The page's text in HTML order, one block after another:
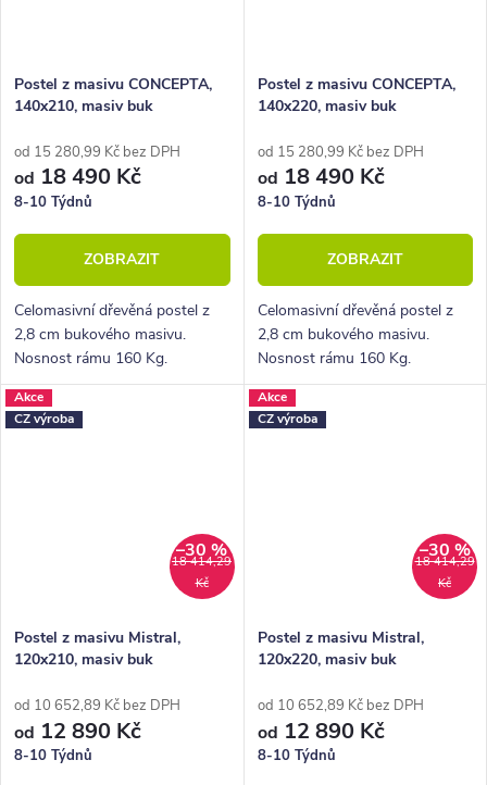
Postel z masivu CONCEPTA,
140x210, masiv buk
od 15 280,99 Kč bez DPH
od 18 490 Kč
8-10 Týdnů
ZOBRAZIT
Celomasivní dřevěná postel z
2,8 cm bukového masivu.
Nosnost rámu 160 Kg.
Povrchová úprava voskem
nebo lakem.
Postel z masivu CONCEPTA,
140x220, masiv buk
od 15 280,99 Kč bez DPH
od 18 490 Kč
8-10 Týdnů
ZOBRAZIT
Celomasivní dřevěná postel z
2,8 cm bukového masivu.
Nosnost rámu 160 Kg.
Povrchová úprava voskem
nebo lakem.
Akce
CZ výroba
18 414,29
Kč
–30 %
Postel z masivu Mistral,
120x210, masiv buk
od 10 652,89 Kč bez DPH
od 12 890 Kč
8-10 Týdnů
Akce
CZ výroba
18 414,29
Kč
–30 %
Postel z masivu Mistral,
120x220, masiv buk
od 10 652,89 Kč bez DPH
od 12 890 Kč
8-10 Týdnů